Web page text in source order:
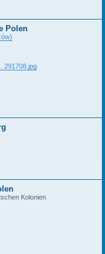
Polen
291708.jpg
Kolonien